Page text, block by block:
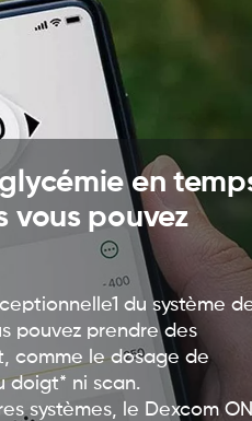
en
vous pouvez
du système
pouvez prendre des
comme le dosage de
doigt* ni scan.
systèmes, le Dexcom